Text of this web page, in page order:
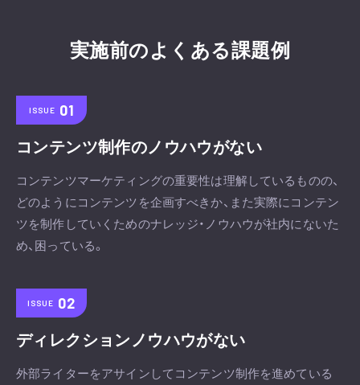
実施前のよくある課題例
ISSUE
コンテンツ制作のノウハウがない
コンテンツマーケティングの重要性は理解しているものの、
どのようにコンテンツを企画すべきか、また実際にコンテン
ツを制作していくためのナレッジ・ノウハウが社内にないた
め、困っている。
ISSUE
ディレクションノウハウがない
外部ライターをアサインしてコンテンツ制作を進めている